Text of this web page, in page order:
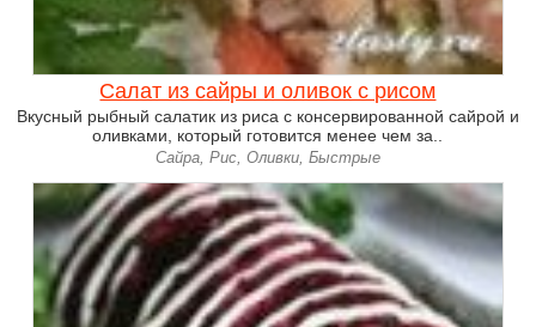
Салат из сайры и оливок с рисом
Вкусный рыбный салатик из риса с консервированной сайрой и
оливками, который готовится менее чем за..
Сайра, Рис, Оливки, Быстрые